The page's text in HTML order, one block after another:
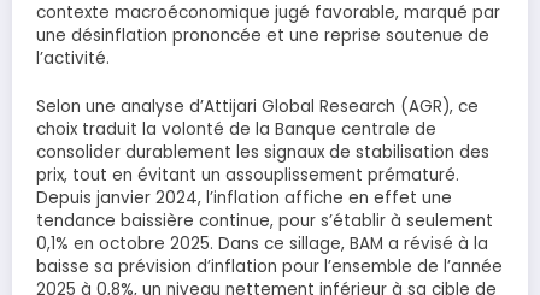
contexte macroéconomique jugé favorable, marqué par
une désinflation prononcée et une reprise soutenue de
l’activité.
Selon une analyse d’Attijari Global Research (AGR), ce
choix traduit la volonté de la Banque centrale de
consolider durablement les signaux de stabilisation des
prix, tout en évitant un assouplissement prématuré.
Depuis janvier 2024, l’inflation affiche en effet une
tendance baissière continue, pour s’établir à seulement
0,1% en octobre 2025. Dans ce sillage, BAM a révisé à la
baisse sa prévision d’inflation pour l’ensemble de l’année
2025 à 0,8%, un niveau nettement inférieur à sa cible de